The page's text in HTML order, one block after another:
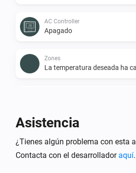
AC Controller
Apagado
Zones
La temperatura deseada ha
Encendido
Asistencia
¿Tienes algún problema con esta
Contacta con el desarrollador aquí.